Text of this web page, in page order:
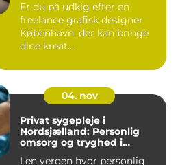
Er du på udkig efter en
freelance grafisk designer
København, der kan bringe
dine kreat...
04. nov
Privat sygepleje i
Nordsjælland: Personlig
omsorg og tryghed i
I en verden hvor personlig